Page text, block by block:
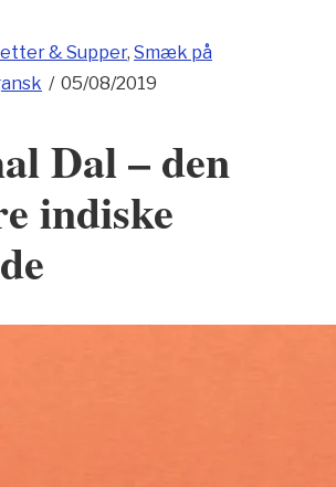
& Supper, Smæk på
/ 05/08/2019
Dal – den
indiske